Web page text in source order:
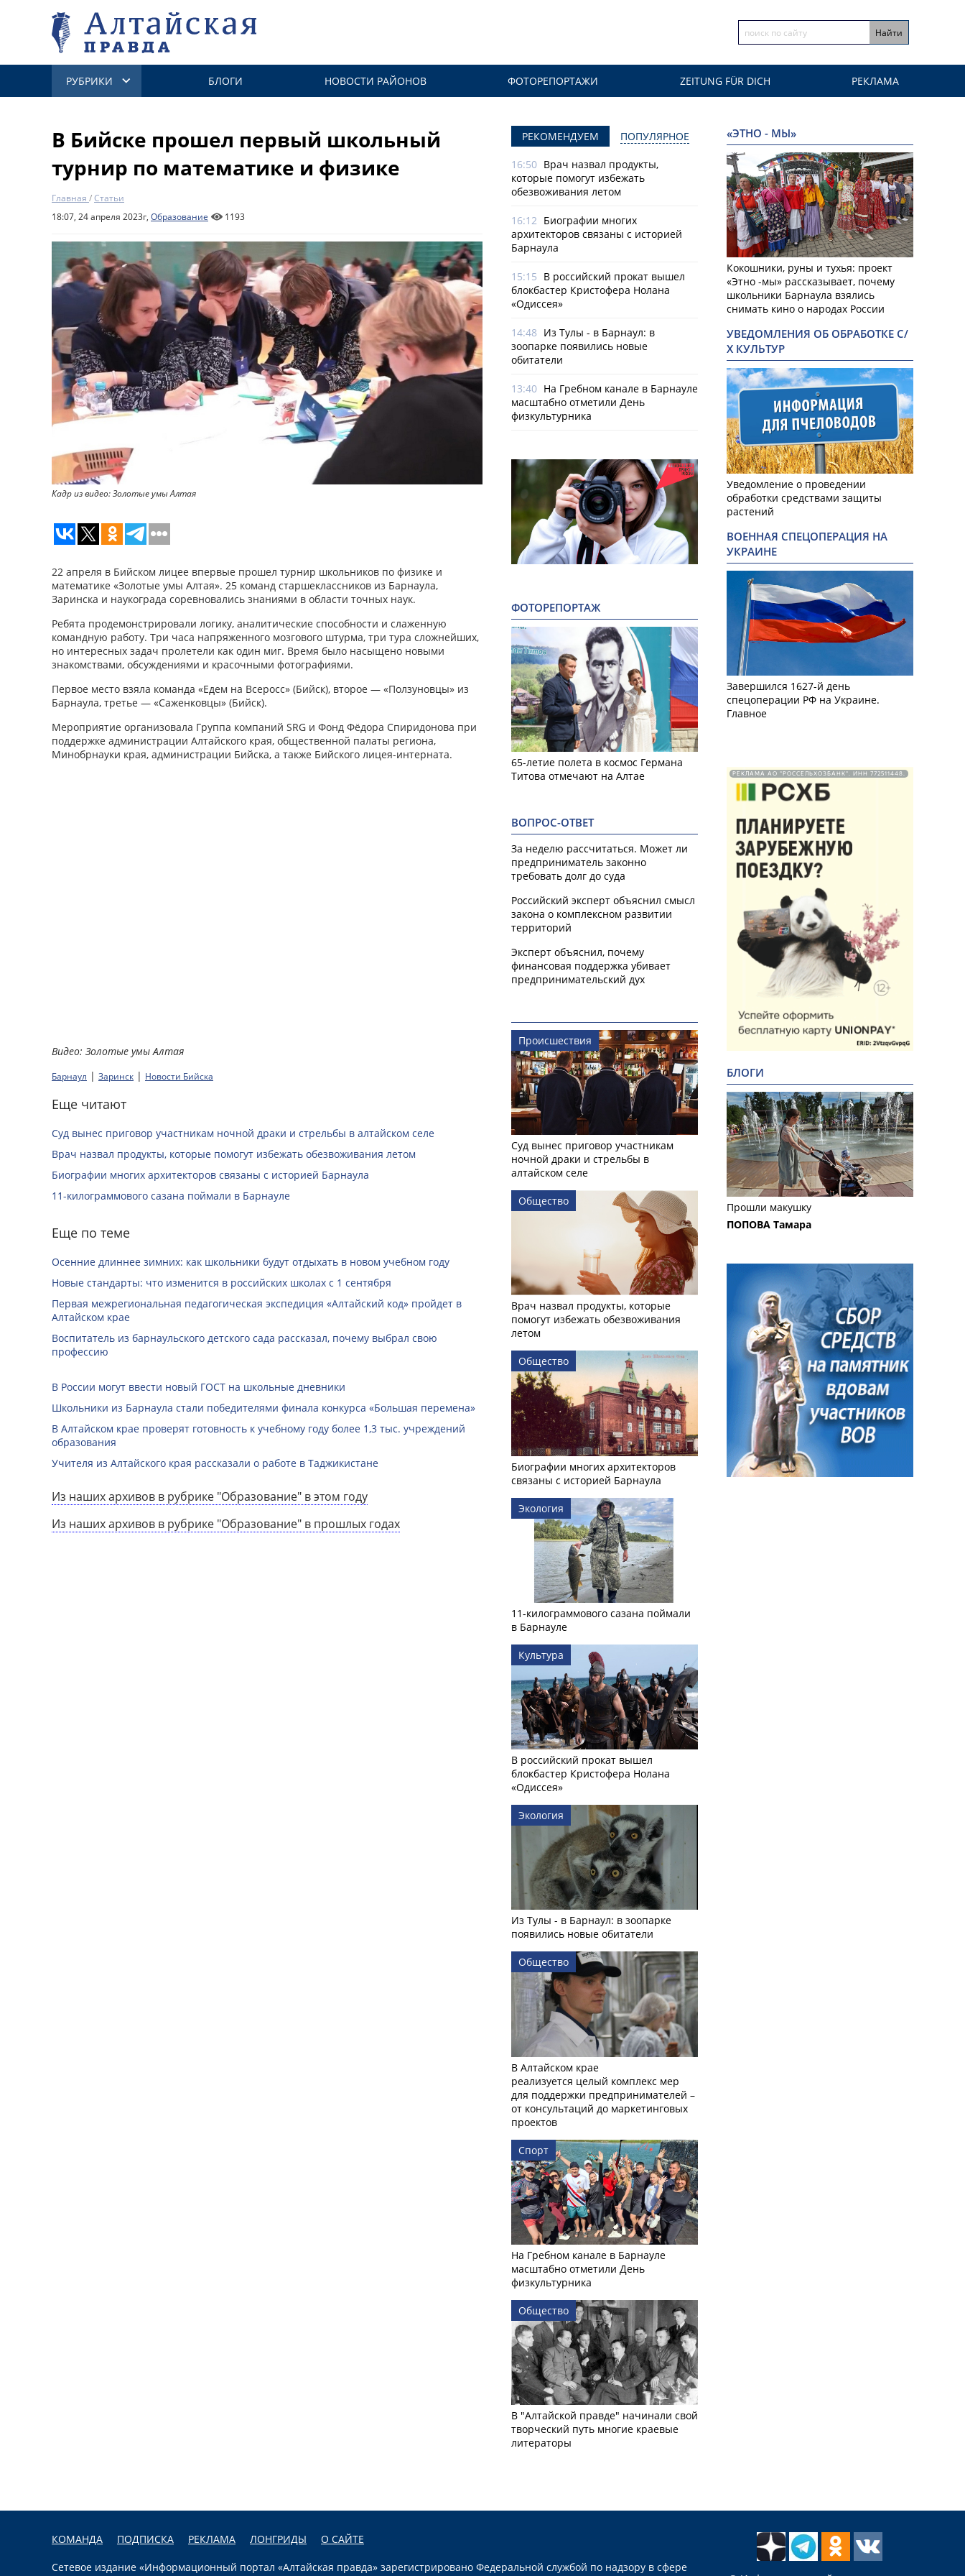
РУБРИКИ БЛОГИ НОВОСТИ РАЙОНОВ ФОТОРЕПОРТАЖИ ZEITUNG FÜR DICH РЕКЛАМА
В Бийске прошел первый школьный
турнир по математике и физике
Главная /Статьи
18:07, 24 апреля 2023г, Образование 1193
Кадр из видео: Золотые умы Алтая
22 апреля в Бийском лицее впервые прошел турнир школьников по физике и
математике «Золотые умы Алтая». 25 команд старшеклассников из Барнаула,
Заринска и наукограда соревновались знаниями в области точных наук.
Ребята продемонстрировали логику, аналитические способности и слаженную
командную работу. Три часа напряженного мозгового штурма, три тура сложнейших,
но интересных задач пролетели как один миг. Время было насыщено новыми
знакомствами, обсуждениями и красочными фотографиями.
Первое место взяла команда «Едем на Всеросс» (Бийск), второе — «Ползуновцы» из
Барнаула, третье — «Саженковцы» (Бийск).
Мероприятие организовала Группа компаний SRG и Фонд Фёдора Спиридонова при
поддержке администрации Алтайского края, общественной палаты региона,
Минобрнауки края, администрации Бийска, а также Бийского лицея-интерната.
Видео: Золотые умы Алтая
Барнаул | Заринск | Новости Бийска
Еще читают
Суд вынес приговор участникам ночной драки и стрельбы в алтайском селе
Врач назвал продукты, которые помогут избежать обезвоживания летом
Биографии многих архитекторов связаны с историей Барнаула
11-килограммового сазана поймали в Барнауле
Еще по теме
Осенние длиннее зимних: как школьники будут отдыхать в новом учебном году
Новые стандарты: что изменится в российских школах с 1 сентября
Первая межрегиональная педагогическая экспедиция «Алтайский код» пройдет в
Алтайском крае
Воспитатель из барнаульского детского сада рассказал, почему выбрал свою
профессию
В России могут ввести новый ГОСТ на школьные дневники
Школьники из Барнаула стали победителями финала конкурса «Большая перемена»
В Алтайском крае проверят готовность к учебному году более 1,3 тыс. учреждений
образования
Учителя из Алтайского края рассказали о работе в Таджикистане
Из наших архивов в рубрике "Образование" в этом году
Из наших архивов в рубрике "Образование" в прошлых годах
РЕКОМЕНДУЕМ ПОПУЛЯРНОЕ
16:50 Врач назвал продукты,
которые помогут избежать
обезвоживания летом
16:12 Биографии многих
архитекторов связаны с историей
Барнаула
15:15 В российский прокат вышел
блокбастер Кристофера Нолана
«Одиссея»
14:48 Из Тулы - в Барнаул: в
зоопарке появились новые
обитатели
13:40 На Гребном канале в Барнауле
масштабно отметили День
физкультурника
ФОТОРЕПОРТАЖ
65-летие полета в космос Германа
Титова отмечают на Алтае
ВОПРОС-ОТВЕТ
За неделю рассчитаться. Может ли
предприниматель законно
требовать долг до суда
Российский эксперт объяснил смысл
закона о комплексном развитии
территорий
Эксперт объяснил, почему
финансовая поддержка убивает
предпринимательский дух
Происшествия
Суд вынес приговор участникам
ночной драки и стрельбы в
алтайском селе
Общество
Врач назвал продукты, которые
помогут избежать обезвоживания
летом
Общество
Биографии многих архитекторов
связаны с историей Барнаула
Экология
11-килограммового сазана поймали
в Барнауле
Культура
В российский прокат вышел
блокбастер Кристофера Нолана
«Одиссея»
Экология
Из Тулы - в Барнаул: в зоопарке
появились новые обитатели
Общество
В Алтайском крае
реализуется целый комплекс мер
для поддержки предпринимателей –
от консультаций до маркетинговых
проектов
Спорт
На Гребном канале в Барнауле
масштабно отметили День
физкультурника
Общество
В "Алтайской правде" начинали свой
творческий путь многие краевые
литераторы
«ЭТНО - МЫ»
Кокошники, руны и тухья: проект
«Этно -мы» рассказывает, почему
школьники Барнаула взялись
снимать кино о народах России
УВЕДОМЛЕНИЯ ОБ ОБРАБОТКЕ С/
Х КУЛЬТУР
Уведомление о проведении
обработки средствами защиты
растений
ВОЕННАЯ СПЕЦОПЕРАЦИЯ НА
УКРАИНЕ
Завершился 1627-й день
спецоперации РФ на Украине.
Главное
РЕКЛАМА АО "РОССЕЛЬХОЗБАНК". ИНН 772511448.
БЛОГИ
Прошли макушку
ПОПОВА Тамара
КОМАНДА ПОДПИСКА РЕКЛАМА ЛОНГРИДЫ О САЙТЕ
Сетевое издание «Информационный портал «Алтайская правда» зарегистрировано Федеральной службой по надзору в сфере